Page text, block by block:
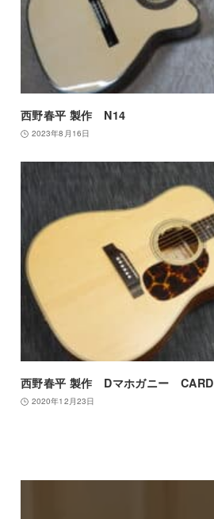
西野春平 製作 N14
2023年8月16日
西野春平 製作 Dマホガニー CARD
2020年12月23日